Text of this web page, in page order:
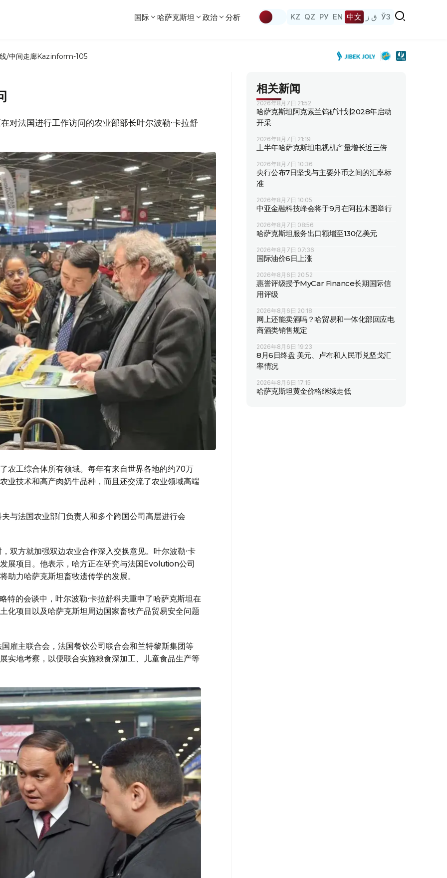
国际 哈萨克斯坦 政治 分析 KZ QZ РУ EN 中文 ق ز ЎЗ
/中间走廊Kazinform-105
法国进行工作访问的农业部部长叶尔波勒·卡拉舒
农工综合体所有领域。每年有来自世界各地的约70万
业技术和高产肉奶牛品种，而且还交流了农业领域高端
与法国农业部门负责人和多个跨国公司高层进行会
双方就加强双边农业合作深入交换意见。叶尔波勒·卡
展项目。他表示，哈方正在研究与法国Evolution公司
助力哈萨克斯坦畜牧遗传学的发展。
特的会谈中，叶尔波勒·卡拉舒科夫重申了哈萨克斯坦在
化项目以及哈萨克斯坦周边国家畜牧产品贸易安全问题
雇主联合会，法国餐饮公司联合会和兰特黎斯集团等
实地考察，以便联合实施粮食深加工、儿童食品生产等
相关新闻
2026年8月7日 21:52
哈萨克斯坦阿克索兰钨矿计划2028年启动
开采
2026年8月7日 21:19
上半年哈萨克斯坦电视机产量增长近三倍
2026年8月7日 10:36
央行公布7日坚戈与主要外币之间的汇率标
准
2026年8月7日 10:05
中亚金融科技峰会将于9月在阿拉木图举行
2026年8月7日 08:56
哈萨克斯坦服务出口额增至130亿美元
2026年8月7日 07:36
国际油价6日上涨
2026年8月6日 20:52
惠誉评级授予MyCar Finance长期国际信
用评级
2026年8月6日 20:18
网上还能卖酒吗？哈贸易和一体化部回应电
商酒类销售规定
2026年8月6日 19:23
8月6日终盘 美元、卢布和人民币兑坚戈汇
率情况
2026年8月6日 17:15
哈萨克斯坦黄金价格继续走低